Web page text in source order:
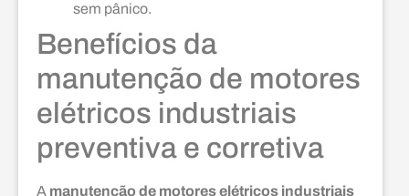
sem pânico.
Benefícios da
manutenção de motores
elétricos industriais
preventiva e corretiva
A manutenção de motores elétricos industriais